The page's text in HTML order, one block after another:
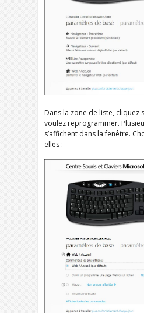
Dans la zone de liste, cliquez
voulez reprogrammer.
s’affichent dans la fenêtre.
elles :